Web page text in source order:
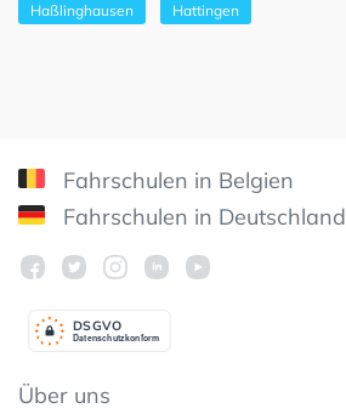
Haßlinghausen Hattingen
Fahrschulen in Belgien
Fahrschulen in Deutschland
Datenschutzkonform
DSGVO
Über uns